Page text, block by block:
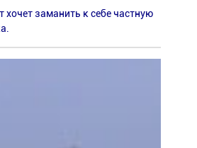
хочет заманить к себе частную